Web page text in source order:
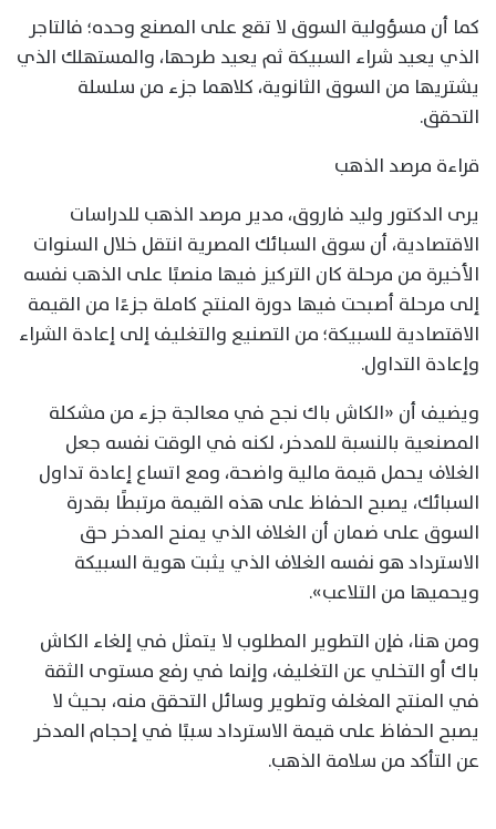
كما أن مسؤولية السوق لا تقع على المصنع وحده؛ فالتاجر
الذي يعيد شراء السبيكة ثم يعيد طرحها، والمستهلك الذي
يشتريها من السوق الثانوية، كلاهما جزء من سلسلة
التحقق.
قراءة مرصد الذهب
يرى الدكتور وليد فاروق، مدير مرصد الذهب للدراسات
الاقتصادية، أن سوق السبائك المصرية انتقل خلال السنوات
الأخيرة من مرحلة كان التركيز فيها منصبًا على الذهب نفسه
إلى مرحلة أصبحت فيها دورة المنتج كاملة جزءًا من القيمة
الاقتصادية للسبيكة؛ من التصنيع والتغليف إلى إعادة الشراء
وإعادة التداول.
ويضيف أن «الكاش باك نجح في معالجة جزء من مشكلة
المصنعية بالنسبة للمدخر، لكنه في الوقت نفسه جعل
الغلاف يحمل قيمة مالية واضحة، ومع اتساع إعادة تداول
السبائك، يصبح الحفاظ على هذه القيمة مرتبطًا بقدرة
السوق على ضمان أن الغلاف الذي يمنح المدخر حق
الاسترداد هو نفسه الغلاف الذي يثبت هوية السبيكة
ويحميها من التلاعب».
ومن هنا، فإن التطوير المطلوب لا يتمثل في إلغاء الكاش
باك أو التخلي عن التغليف، وإنما في رفع مستوى الثقة
في المنتج المغلف وتطوير وسائل التحقق منه، بحيث لا
يصبح الحفاظ على قيمة الاسترداد سببًا في إحجام المدخر
عن التأكد من سلامة الذهب.